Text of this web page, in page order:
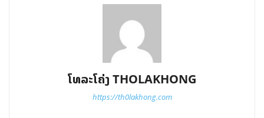
ໂທລະໂຄ່ງ THOLAKHONG
https://th0lakhong.com